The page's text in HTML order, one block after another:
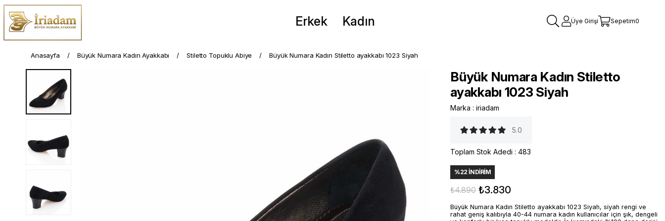
Erkek Kadın Üye Girişi Sepetim0
Anasayfa Büyük Numara Kadın Ayakkabı Stiletto Topuklu Abiye Büyük Numara Kadın Stiletto ayakkabı 1023 Siyah
Büyük Numara Kadın Stiletto
ayakkabı 1023 Siyah
Marka : iriadam
5.0
Toplam Stok Adedi : 483
%22 İNDIRIM
₺4.890 ₺3.830
Büyük Numara Kadın Stiletto ayakkabı 1023 Siyah, siyah rengi ve
rahat geniş kalıbıyla 40-44 numara kadın kullanıcılar için şık, dengeli